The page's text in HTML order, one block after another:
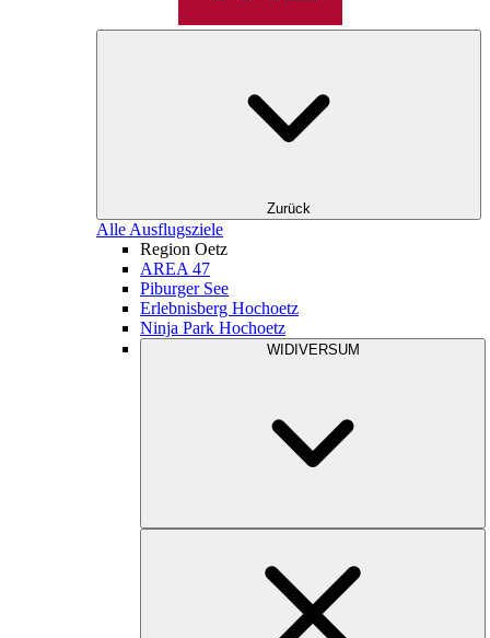
Zurück
Alle Ausflugsziele
Region Oetz
AREA 47
Piburger See
Erlebnisberg Hochoetz
Ninja Park Hochoetz
WIDIVERSUM